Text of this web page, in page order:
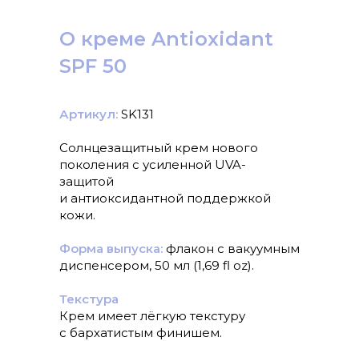
Артикул: SK131
Солнцезащитный крем нового
поколения с усиленной UVA-
защитой
и антиоксидантной поддержкой
кожи.
Форма выпуска: флакон с вакуумным
диспенсером, 50 мл (1,69 fl oz).
Текстура
Крем имеет лёгкую текстуру
с бархатистым финишем.
О креме Antioxidant
SPF 50